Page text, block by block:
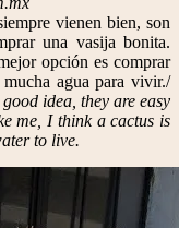
vienen bien, son
una vasija bonita.
opción es comprar
agua para vivir./
idea, they are easy
me, I think a cactus is
to live.